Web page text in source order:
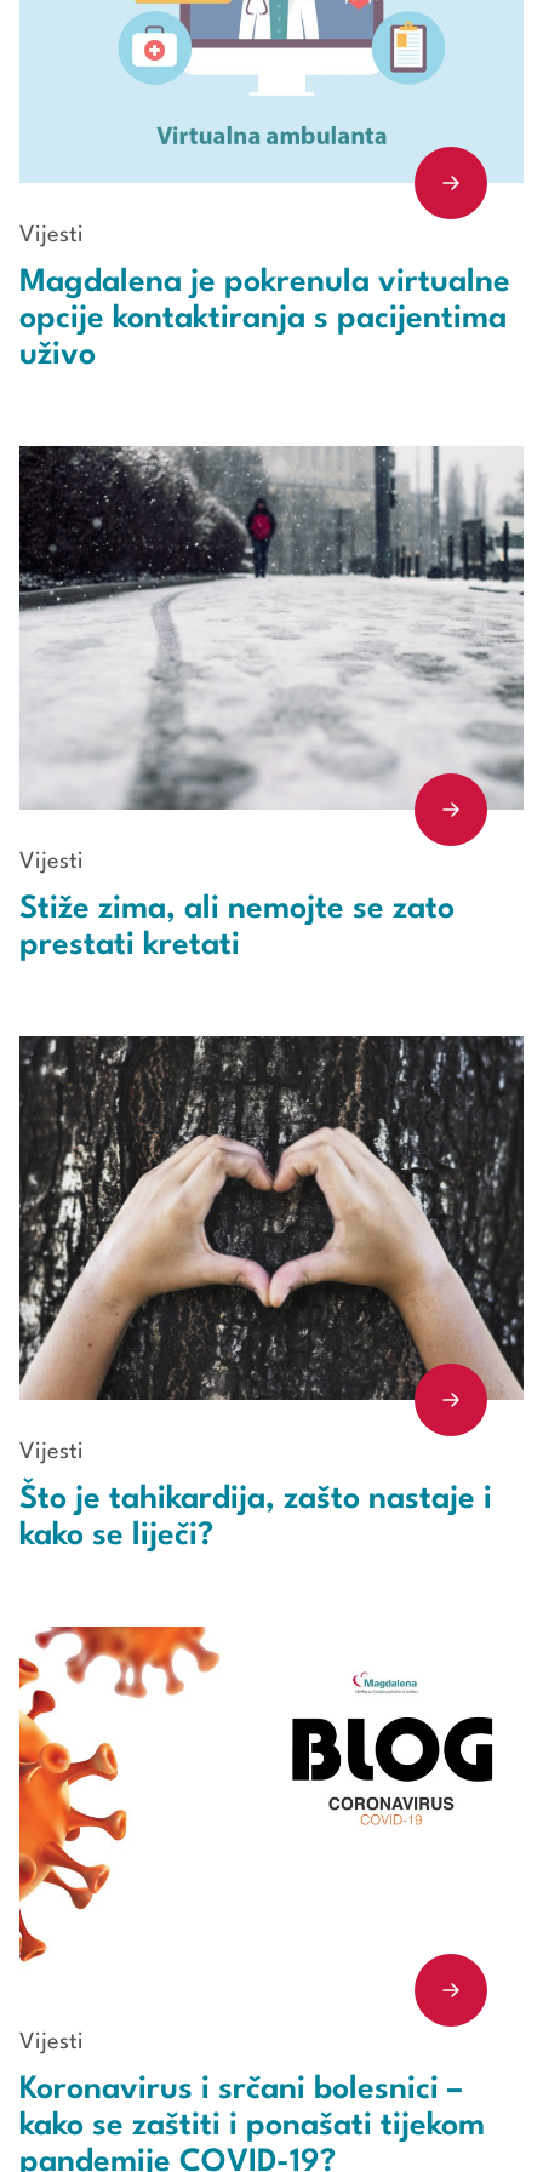
Vijesti
Magdalena je pokrenula virtualne
opcije kontaktiranja s pacijentima
uživo
Vijesti
Stiže zima, ali nemojte se zato
prestati kretati
Vijesti
Što je tahikardija, zašto nastaje i
kako se liječi?
Vijesti
Koronavirus i srčani bolesnici –
kako se zaštiti i ponašati tijekom
pandemije COVID-19?